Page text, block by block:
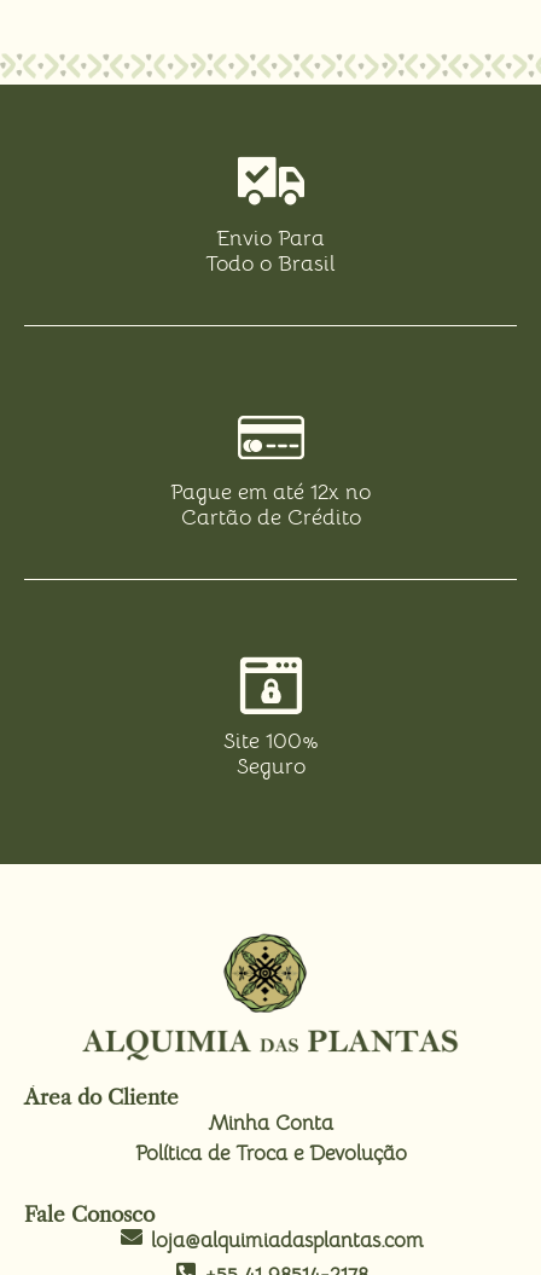
Envio Para
Todo o Brasil
Pague em até 12x no
Cartão de Crédito
Site 100%
Seguro
Área do Cliente
Minha Conta
Política de Troca e Devolução
Fale Conosco
loja@alquimiadasplantas.com